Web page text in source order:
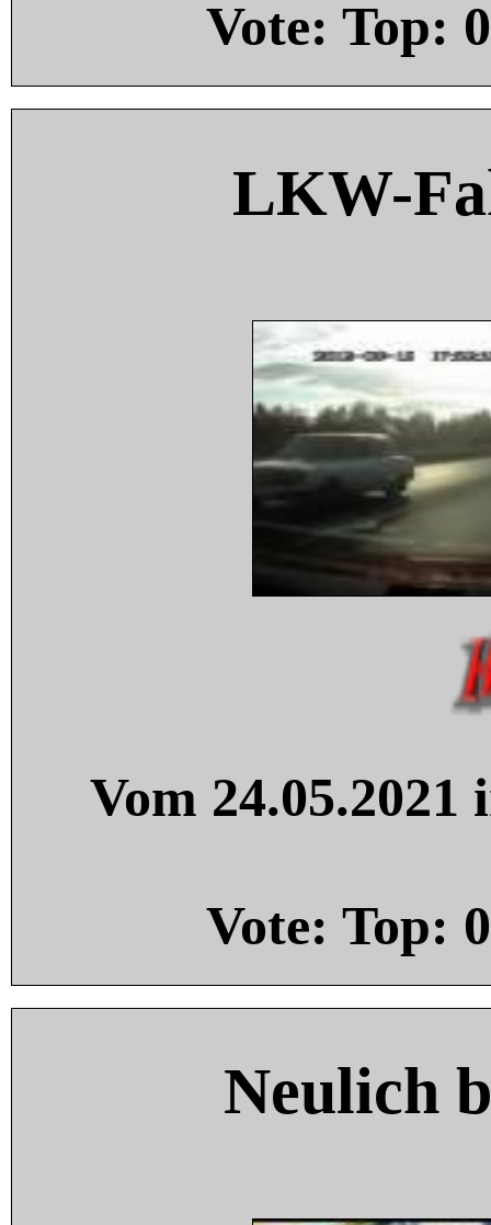
Vote: Top: 0
LKW-
Vom
Vote: Top: 0
Neulich